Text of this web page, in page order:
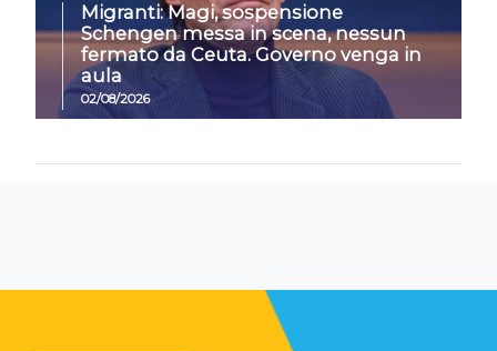
Migranti: Magi, sospensione
Schengen messa in scena, nessun
fermato da Ceuta. Governo venga in
aula
02/08/2026